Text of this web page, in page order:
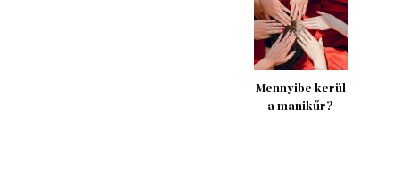
Mennyibe kerül
a manikűr?